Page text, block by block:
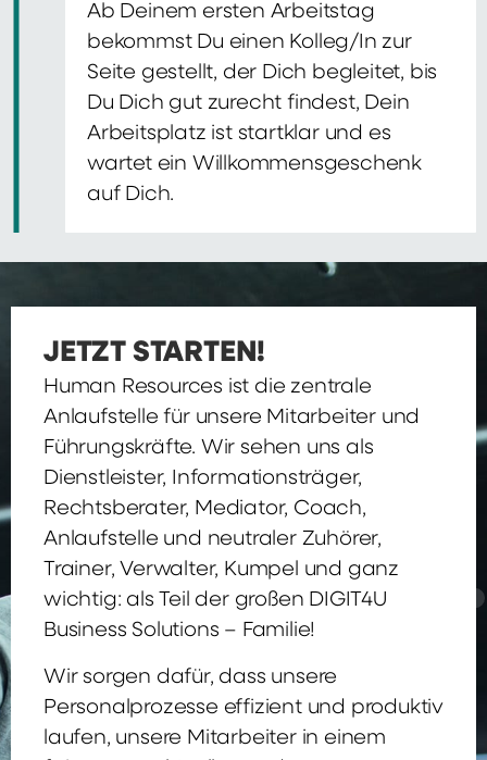
Ab Deinem ersten Arbeitstag
bekommst Du einen Kolleg/In zur
Seite gestellt, der Dich begleitet, bis
Du Dich gut zurecht findest, Dein
Arbeitsplatz ist startklar und es
wartet ein Willkommensgeschenk
auf Dich.
JETZT STARTEN!
Human Resources ist die zentrale
Anlaufstelle für unsere Mitarbeiter und
Führungskräfte. Wir sehen uns als
Dienstleister, Informationsträger,
Rechtsberater, Mediator, Coach,
Anlaufstelle und neutraler Zuhörer,
Trainer, Verwalter, Kumpel und ganz
wichtig: als Teil der großen DIGIT4U
Business Solutions – Familie!
Wir sorgen dafür, dass unsere
Personalprozesse effizient und produktiv
laufen, unsere Mitarbeiter in einem